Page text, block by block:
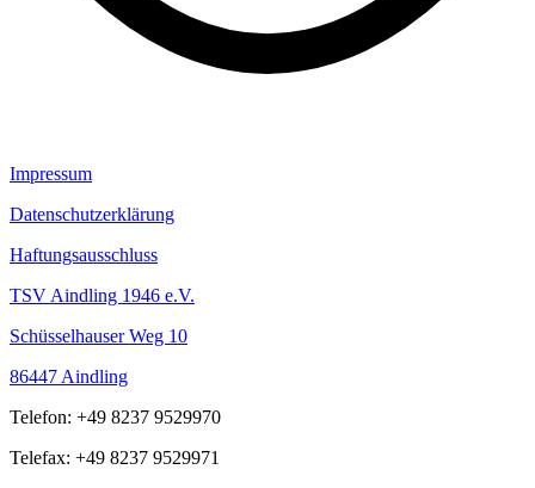
Impressum
Datenschutzerklärung
Haftungsausschluss
TSV Aindling 1946 e.V.
Schüsselhauser Weg 10
86447 Aindling
Telefon: +49 8237 9529970
Telefax: +49 8237 9529971